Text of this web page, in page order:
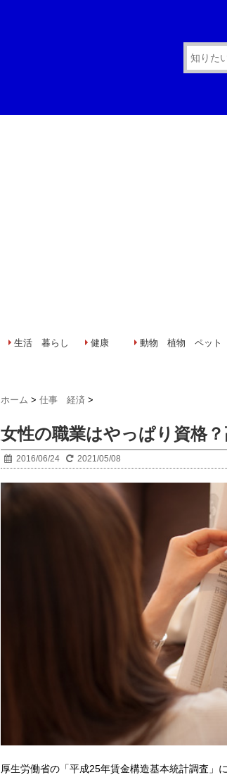
生活 暮らし 健康 動物 植物 ペット
ホーム > 仕事 経済 >
女性の職業はやっぱり資格
2016/06/24 2021/05/08
厚生労働省の「平成25年賃金構造基本統計調査」